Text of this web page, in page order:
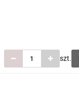
szt.